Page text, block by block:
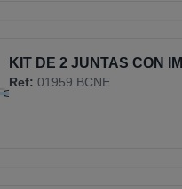
KIT DE 2 JUNTAS CON
Ref: 01959.BCNE